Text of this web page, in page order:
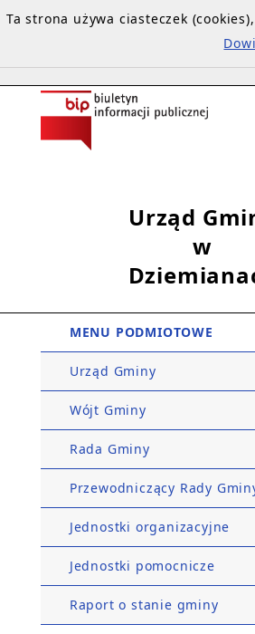
Urząd
w
MENU PODMIOTOWE
Urząd Gminy
Wójt Gminy
Rada Gminy
Przewodniczący Rady
Jednostki organizacyjne
Jednostki pomocnicze
Raport o stanie gminy
Ta strona używa ciasteczek